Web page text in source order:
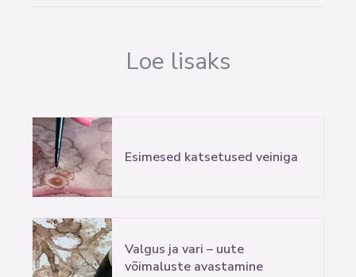
Loe lisaks
Esimesed katsetused veiniga
Valgus ja vari – uute
võimaluste avastamine